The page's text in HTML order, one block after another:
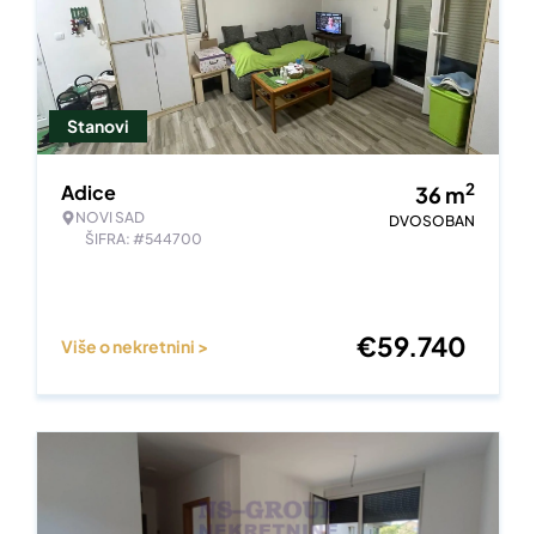
Stanovi
Adice
NOVI SAD
ŠIFRA: #544700
36 m2
DVOSOBAN
Više o nekretnini > €59.740